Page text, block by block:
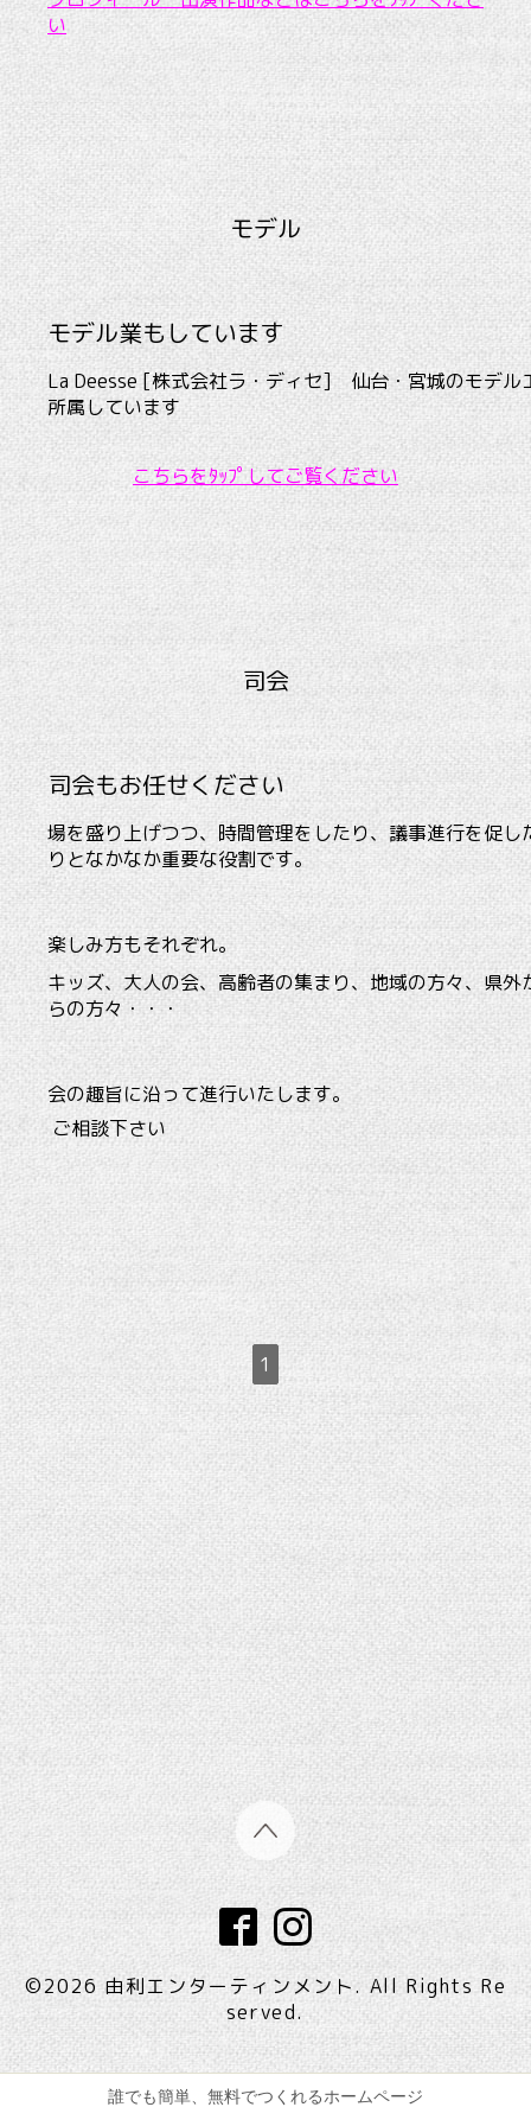
い
モデル
モデル業もしています
La Deesse [株式会社ラ・ディセ] 仙台・宮城のモデル
所属しています
こちらをﾀｯﾌﾟしてご覧ください
司会
司会もお任せください
場を盛り上げつつ、時間管理をしたり、議事進行を促し
りとなかなか重要な役割です。
楽しみ方もそれぞれ。
キッズ、大人の会、高齢者の集まり、地域の方々、県外
らの方々・・・
会の趣旨に沿って進行いたします。
ご相談下さい
1
©2026由利エンターティンメント. All Rights Re
served.
誰でも簡単、無料でつくれるホームページ